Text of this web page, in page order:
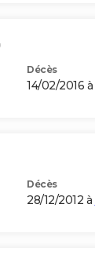
Décès
14/02/2016 à
Décès
28/12/2012 à